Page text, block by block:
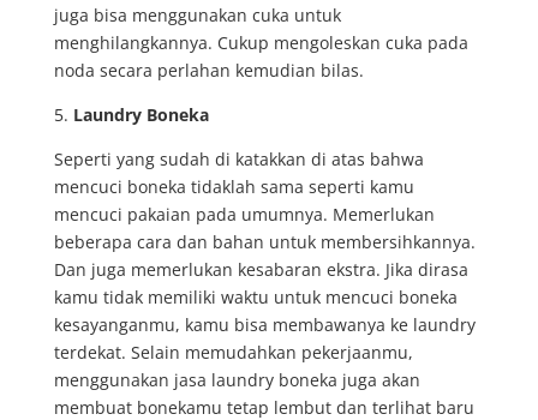
juga bisa menggunakan cuka untuk
menghilangkannya. Cukup mengoleskan cuka pada
noda secara perlahan kemudian bilas.
5. Laundry Boneka
Seperti yang sudah di katakkan di atas bahwa
mencuci boneka tidaklah sama seperti kamu
mencuci pakaian pada umumnya. Memerlukan
beberapa cara dan bahan untuk membersihkannya.
Dan juga memerlukan kesabaran ekstra. Jika dirasa
kamu tidak memiliki waktu untuk mencuci boneka
kesayanganmu, kamu bisa membawanya ke laundry
terdekat. Selain memudahkan pekerjaanmu,
menggunakan jasa laundry boneka juga akan
membuat bonekamu tetap lembut dan terlihat baru